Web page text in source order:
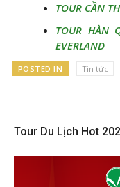
TOUR CẦN
TOUR HÀN
EVERLAND
POSTED IN Tin tức
Tour Du Lịch Hot